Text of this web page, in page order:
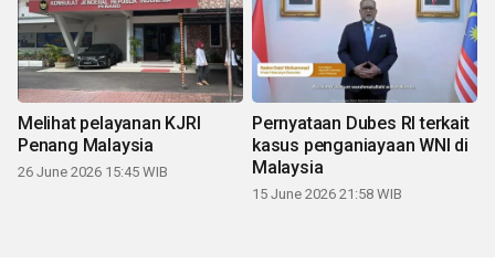
Melihat pelayanan KJRI
Penang Malaysia
26 June 2026 15:45 WIB
Pernyataan Dubes RI terkait
kasus penganiayaan WNI di
Malaysia
15 June 2026 21:58 WIB